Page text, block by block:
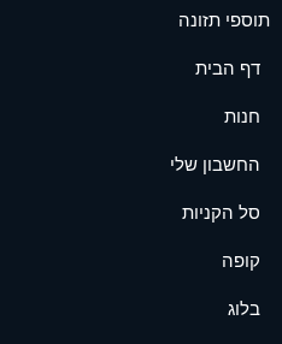
תוספי תזונה
דף הבית
חנות
החשבון שלי
סל הקניות
קופה
בלוג